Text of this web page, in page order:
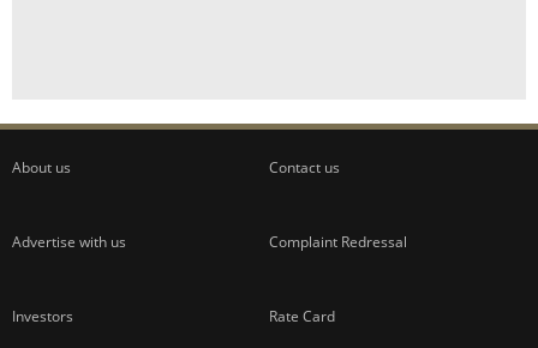
About us Contact us
Advertise with us Complaint Redressal
Investors Rate Card